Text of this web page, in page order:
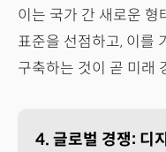
이는 국가 간 새로운 형
표준을 선점하고, 이를
구축하는 것이 곧 미래
4. 글로벌 경쟁: 디